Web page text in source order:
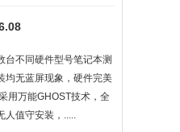
台不同硬件型号笔记本测
均无蓝屏现象，硬件完美
用万能GHOST技术，全
人值守安装，.....